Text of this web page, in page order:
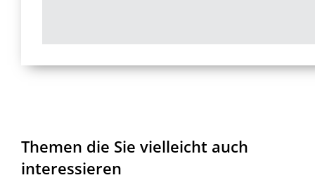
Themen die Sie vielleicht auch
interessieren